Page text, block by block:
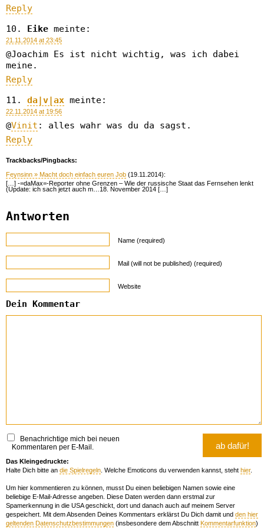
Reply
Eike meinte:
21.11.2014 at 23:45
@Joachim Es ist nicht wichtig, was ich dabei
meine.
Reply
da|v|ax meinte:
22.11.2014 at 19:56
@Vinit : alles wahr was du da sagst.
Reply
Trackbacks/Pingbacks:
Feynsinn » Macht doch einfach euren Job (19.11.2014):
[…] -=daMax=-Reporter ohne Grenzen – Wie der russische Staat das Fernsehen lenkt
(Update: ich sach jetzt auch m…18. November 2014 […]
Antworten
Name (required)
Mail (will not be published) (required)
Website
Dein Kommentar
Benachrichtige mich bei neuen
Kommentaren per E-Mail.
Das Kleingedruckte:
Halte Dich bitte an die Spielregeln . Welche Emoticons du verwenden kannst, steht hier.
Um hier kommentieren zu können, musst Du einen beliebigen Namen sowie eine
beliebige E-Mail-Adresse angeben. Diese Daten werden dann erstmal zur
Spamerkennung in die USA geschickt, dort und danach auch auf meinem Server
gespeichert. Mit dem Absenden Deines Kommentars erklärst Du Dich damit und den hier
geltenden Datenschutzbestimmungen (insbesondere dem Abschnitt Kommentarfunktion)